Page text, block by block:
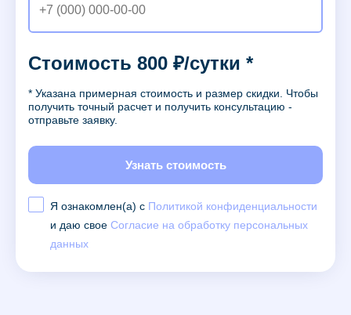
Стоимость 800 ₽/сутки *
* Указана примерная стоимость и размер скидки. Чтобы
получить точный расчет и получить консультацию -
отправьте заявку.
Узнать стоимость
Я ознакомлен(а) с Политикой конфиденциальности
и даю свое Согласие на обработку персональных
данных